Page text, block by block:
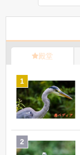
殿堂